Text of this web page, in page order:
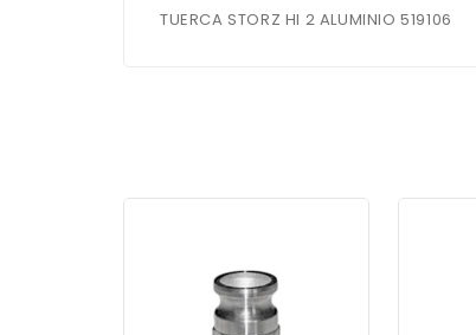
TUERCA STORZ HI 2 ALUMINIO 519106